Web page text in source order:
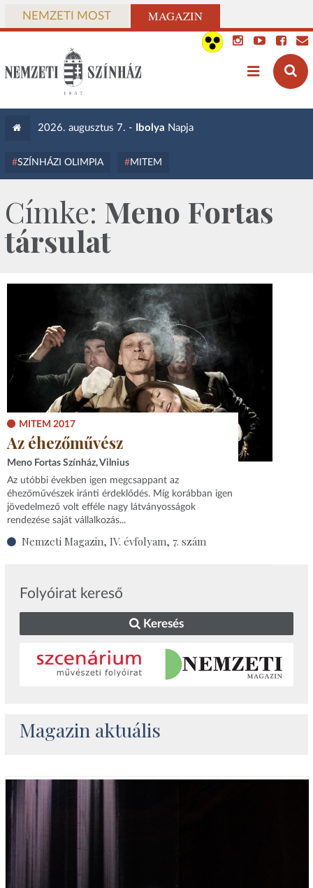
NEMZETI MOST MAGAZIN
2026. augusztus 7. - Ibolya Napja
SZÍNHÁZI OLIMPIA MITEM
Címke: Meno Fortas
társulat
MITEM 2017
Az éhezőművész
Meno Fortas Színház, Vilnius
Az utóbbi években igen megcsappant az
éhezőművészek iránti érdeklődés. Míg korábban igen
jövedelmező volt efféle nagy látványosságok
rendezése saját vállalkozás...
Nemzeti Magazin, IV. évfolyam, 7. szám
Folyóirat kereső
Keresés
Magazin aktuális